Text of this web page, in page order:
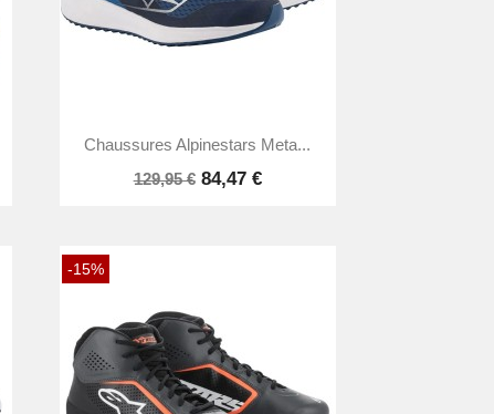
Aperçu rapide
Chaussures Alpinestars Meta...
129,95 € 84,47 €
-15%